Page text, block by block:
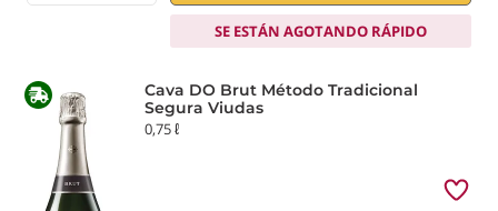
SE ESTÁN AGOTANDO RÁPIDO
Cava DO Brut Método Tradicional
Segura Viudas
0,75 ℓ